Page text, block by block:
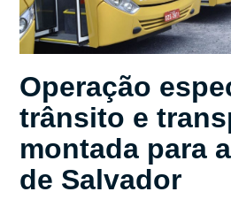
Operação
trânsito e
montada para
de Salvador